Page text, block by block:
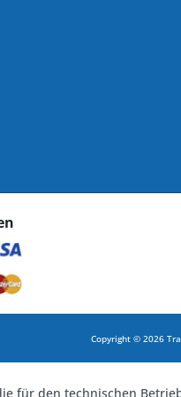
Copyright © 2026
für den technischen